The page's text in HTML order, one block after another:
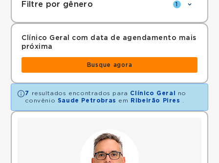
Filtre por gênero 1
Clínico Geral com data de agendamento mais
próxima
Busque agora
7 resultados encontrados para Clínico Geral
no
convênio Saude Petrobras em Ribeirão Pires